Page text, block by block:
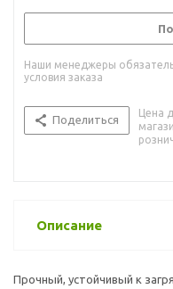
Наши менеджеры
условия заказа
Поделиться
Цена
Описание
Прочный, устойчивый к